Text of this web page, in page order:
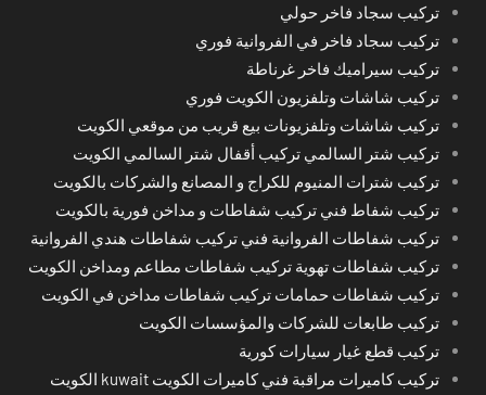
تركيب سجاد فاخر حولي
تركيب سجاد فاخر في الفروانية فوري
تركيب سيراميك فاخر غرناطة
تركيب شاشات وتلفزيون الكويت فوري
تركيب شاشات وتلفزيونات بيع قريب من موقعي الكويت
تركيب شتر السالمي تركيب أقفال شتر السالمي الكويت
تركيب شترات المنيوم للكراج و المصانع والشركات بالكويت
تركيب شفاط فني تركيب شفاطات و مداخن فورية بالكويت
تركيب شفاطات الفروانية فني تركيب شفاطات هندي الفروانية
تركيب شفاطات تهوية تركيب شفاطات مطاعم ومداخن الكويت
تركيب شفاطات حمامات تركيب شفاطات مداخن في الكويت
تركيب طابعات للشركات والمؤسسات الكويت
تركيب قطع غيار سيارات كورية
تركيب كاميرات مراقبة فني كاميرات الكويت kuwait الكويت